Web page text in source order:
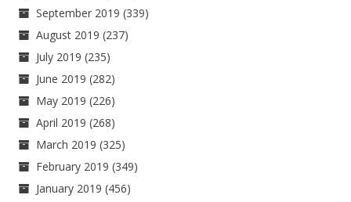
September 2019 (339)
August 2019 (237)
July 2019 (235)
June 2019 (282)
May 2019 (226)
April 2019 (268)
March 2019 (325)
February 2019 (349)
January 2019 (456)